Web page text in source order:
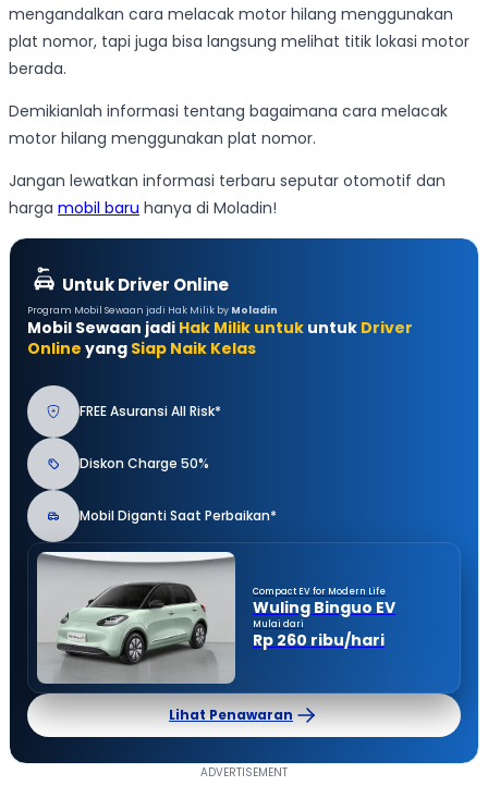
mengandalkan cara melacak motor hilang menggunakan
plat nomor, tapi juga bisa langsung melihat titik lokasi motor
berada.
Demikianlah informasi tentang bagaimana cara melacak
motor hilang menggunakan plat nomor.
Jangan lewatkan informasi terbaru seputar otomotif dan
harga mobil baru hanya di Moladin!
Untuk Driver Online
Program Mobil Sewaan jadi Hak Milik by Moladin
Mobil Sewaan jadi Hak Milik untuk untuk Driver
Online yang Siap Naik Kelas
FREE Asuransi All Risk*
Diskon Charge 50%
Mobil Diganti Saat Perbaikan*
Compact EV for Modern Life
Wuling Binguo EV
Mulai dari
Rp 260 ribu/hari
Lihat Penawaran